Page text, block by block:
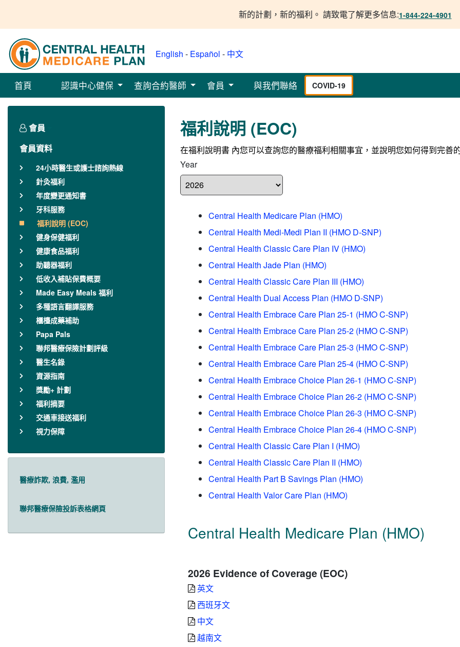
新的計劃，新的福利。 請致電了解更多信息:1-844-224-4901
English - Español - 中文
首頁 認識中心健保 查詢合約醫師 會員 與我們聯絡 COVID-19
會員
會員資料
24小時醫生或護士諮詢熱線
針灸福利
年度變更通知書
牙科服務
福利說明 (EOC)
健身保健福利
健康食品福利
助聽器福利
低收入補貼保費概要
Made Easy Meals 福利
多種語言翻譯服務
櫃檯成藥補助
Papa Pals
聯邦醫療保險計劃評級
醫生名錄
資源指南
獎勵+ 計劃
福利摘要
交通車接送福利
視力保障
醫療詐欺, 浪費, 濫用
聯邦醫療保險投訴表格網頁
福利說明 (EOC)
在福利說明書 內您可以查詢您的醫療福利相關事宜，並說明您如何得到完善
Year
Central Health Medicare Plan (HMO)
Central Health Medi-Medi Plan II (HMO D-SNP)
Central Health Classic Care Plan IV (HMO)
Central Health Jade Plan (HMO)
Central Health Classic Care Plan III (HMO)
Central Health Dual Access Plan (HMO D-SNP)
Central Health Embrace Care Plan 25-1 (HMO C-SNP)
Central Health Embrace Care Plan 25-2 (HMO C-SNP)
Central Health Embrace Care Plan 25-3 (HMO C-SNP)
Central Health Embrace Care Plan 25-4 (HMO C-SNP)
Central Health Embrace Choice Plan 26-1 (HMO C-SNP)
Central Health Embrace Choice Plan 26-2 (HMO C-SNP)
Central Health Embrace Choice Plan 26-3 (HMO C-SNP)
Central Health Embrace Choice Plan 26-4 (HMO C-SNP)
Central Health Classic Care Plan I (HMO)
Central Health Classic Care Plan II (HMO)
Central Health Part B Savings Plan (HMO)
Central Health Valor Care Plan (HMO)
Central Health Medicare Plan (HMO)
2026 Evidence of Coverage (EOC)
英文
西班牙文
中文
越南文